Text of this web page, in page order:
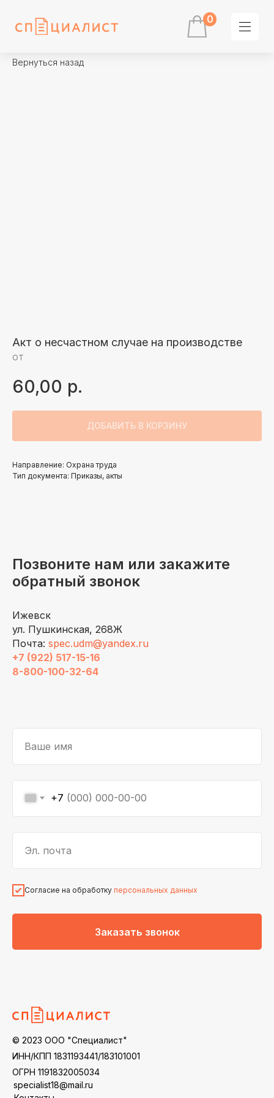
Вернуться назад
Акт о несчастном случае на производстве
OT
60,00 р.
ДОБАВИТЬ В КОРЗИНУ
Направление: Охрана труда
Тип документа: Приказы, акты
Позвоните нам или закажите
обратный звонок
Ижевск
ул. Пушкинская, 268Ж
Почта: spec.udm@yandex.ru
+7 (922) 517-15-16
8-800-100-32-64
Ваше имя
+7
Эл. почта
Согласие на обработку персональных данных
Заказать звонок
© 2023 ООО "Специалист"
ИНН/КПП 1831193441/183101001
ОГРН 1191832005034
specialist18@mail.ru